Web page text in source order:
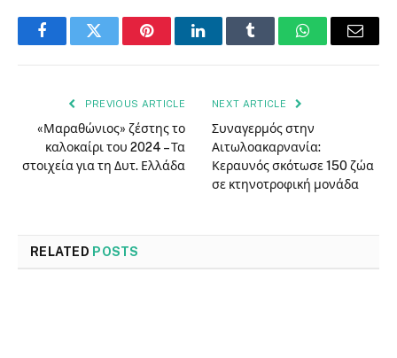
FacebookTwitter PinterestLinkedInTumblr WhatsAppEmail
PREVIOUS ARTICLE
«Μαραθώνιος» ζέστης το
καλοκαίρι του 2024 – Τα
στοιχεία για τη Δυτ. Ελλάδα
NEXT ARTICLE
Συναγερμός στην
Αιτωλοακαρνανία:
Κεραυνός σκότωσε 150 ζώα
σε κτηνοτροφική μονάδα
RELATED POSTS